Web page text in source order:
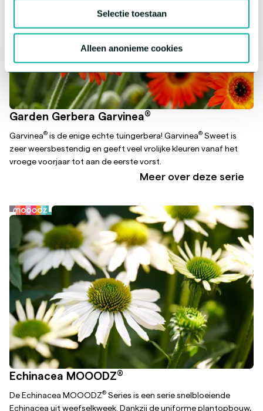
Selectie toestaan
Alleen anonieme cookies
Garden Gerbera Garvinea®
Garvinea® is de enige echte tuingerbera! Garvinea® Sweet is
zeer weersbestendig en geeft veel vrolijke kleuren vanaf het
vroege voorjaar tot aan de eerste vorst.
Meer over deze serie
Echinacea MOOODZ®
De Echinacea MOOODZ® Series is een serie snelbloeiende
Echinacea uit weefselkweek. Dankzij de uniforme plantopbouw,